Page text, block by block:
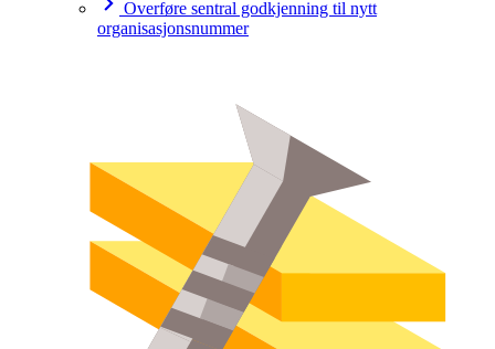
Overføre sentral godkjenning til nytt
organisasjonsnummer